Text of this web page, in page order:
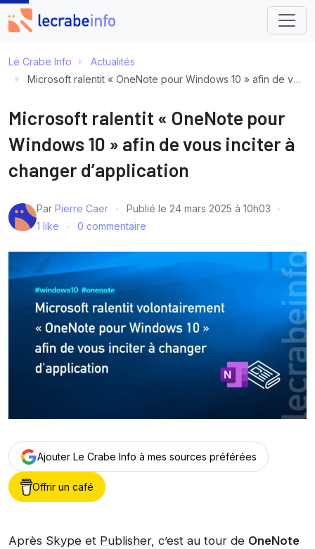
Le Crabe Info
Actualités
Microsoft ralentit « OneNote pour Windows 10 » afin de vous inciter à changer d’application
Microsoft ralentit « OneNote pour
Windows 10 » afin de vous inciter à
changer d’application
Par Pierre Caer Publié le 24 mars 2025 à 10h03
1 like
0 commentaire
Ajouter Le Crabe Info à mes sources préférées
Offrir un café
Après Skype et Publisher, c’est au tour de OneNote